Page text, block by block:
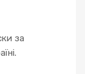
за